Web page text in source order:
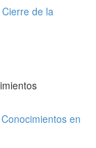
de la
en